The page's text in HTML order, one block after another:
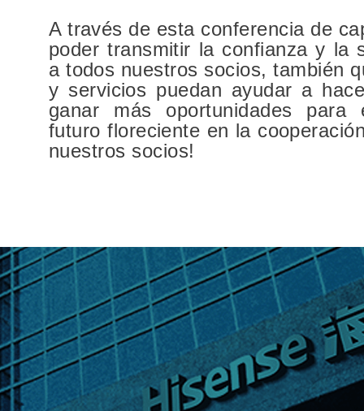
A través de esta conferencia de
poder transmitir la confianza y la
a todos nuestros socios, también
y servicios puedan ayudar a
ganar más oportunidades para
futuro floreciente en la
nuestros socios!